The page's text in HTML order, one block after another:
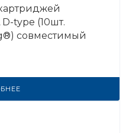
D-type (10шт.
совместимый